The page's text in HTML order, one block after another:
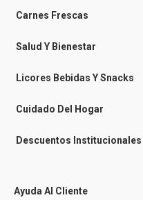
-
s
s
n
g
r
m
Carnes Frescas
Salud Y Bienestar
Licores Bebidas Y Snacks
Cuidado Del Hogar
Descuentos Institucionales
Ayuda Al Cliente